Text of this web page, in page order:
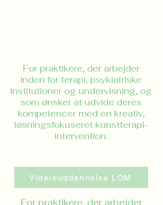
For praktikere, der arbejder
inden for terapi, psykiatriske
institutioner og undervisning, og
som ønsker at udvide deres
kompetencer med en kreativ,
løsningsfokuseret kunstterapi-
intervention.
Videreuddannelse LOM
For praktikere, der arbejder